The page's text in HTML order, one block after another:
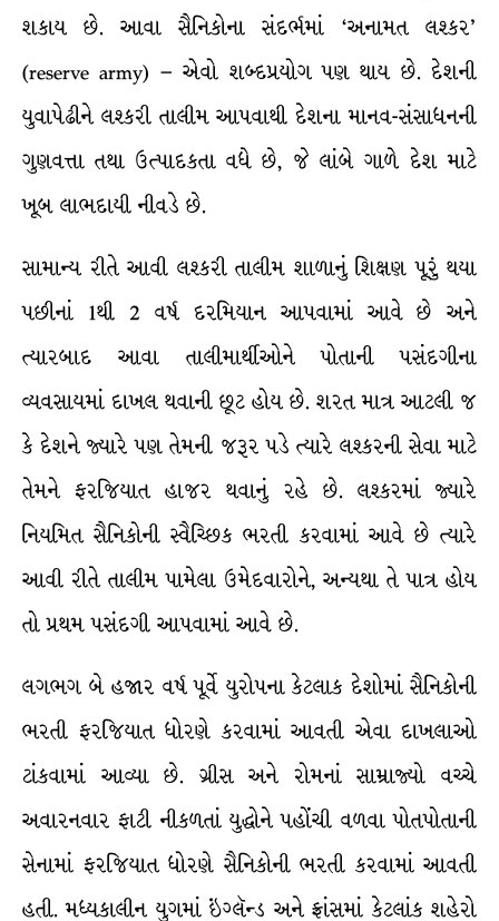
શકાય છે. આવા સૈનિકોના સંદર્ભમાં ‘અનામત લશ્કર’
(reserve army) – એવો શબ્દપ્રયોગ પણ થાય છે. દેશની
યુવાપેઢીને લશ્કરી તાલીમ આપવાથી દેશના માનવ-સંસાધનની
ગુણવત્તા તથા ઉત્પાદકતા વધે છે, જે લાંબે ગાળે દેશ માટે
ખૂબ લાભદાયી નીવડે છે.
સામાન્ય રીતે આવી લશ્કરી તાલીમ શાળાનું શિક્ષણ પૂરું થયા
પછીનાં 1થી 2 વર્ષ દરમિયાન આપવામાં આવે છે અને
ત્યારબાદ આવા તાલીમાર્થીઓને પોતાની પસંદગીના
વ્યવસાયમાં દાખલ થવાની છૂટ હોય છે. શરત માત્ર આટલી જ
કે દેશને જ્યારે પણ તેમની જરૂર પડે ત્યારે લશ્કરની સેવા માટે
તેમને ફરજિયાત હાજર થવાનું રહે છે. લશ્કરમાં જ્યારે
નિયમિત સૈનિકોની સ્વૈચ્છિક ભરતી કરવામાં આવે છે ત્યારે
આવી રીતે તાલીમ પામેલા ઉમેદવારોને, અન્યથા તે પાત્ર હોય
તો પ્રથમ પસંદગી આપવામાં આવે છે.
લગભગ બે હજાર વર્ષ પૂર્વે યુરોપના કેટલાક દેશોમાં સૈનિકોની
ભરતી ફરજિયાત ધોરણે કરવામાં આવતી એવા દાખલાઓ
ટાંકવામાં આવ્યા છે. ગ્રીસ અને રોમનાં સામ્રાજ્યો વચ્ચે
અવારનવાર ફાટી નીકળતાં યુદ્ધોને પહોંચી વળવા પોતપોતાની
સેનામાં ફરજિયાત ધોરણે સૈનિકોની ભરતી કરવામાં આવતી
હતી. મધ્યકાલીન યુગમાં ઇંગ્લૅન્ડ અને ફ્રાંસમાં કેટલાંક શહેરો